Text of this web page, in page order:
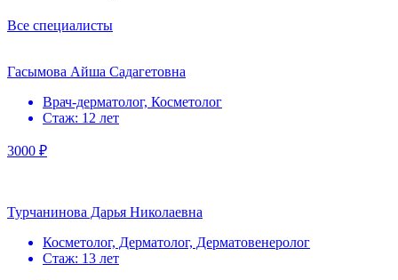
Все специалисты
Гасымова Айша Садагетовна
Врач-дерматолог, Косметолог
Стаж: 12 лет
3000 ₽
Турчанинова Дарья Николаевна
Косметолог, Дерматолог, Дерматовенеролог
Стаж: 13 лет